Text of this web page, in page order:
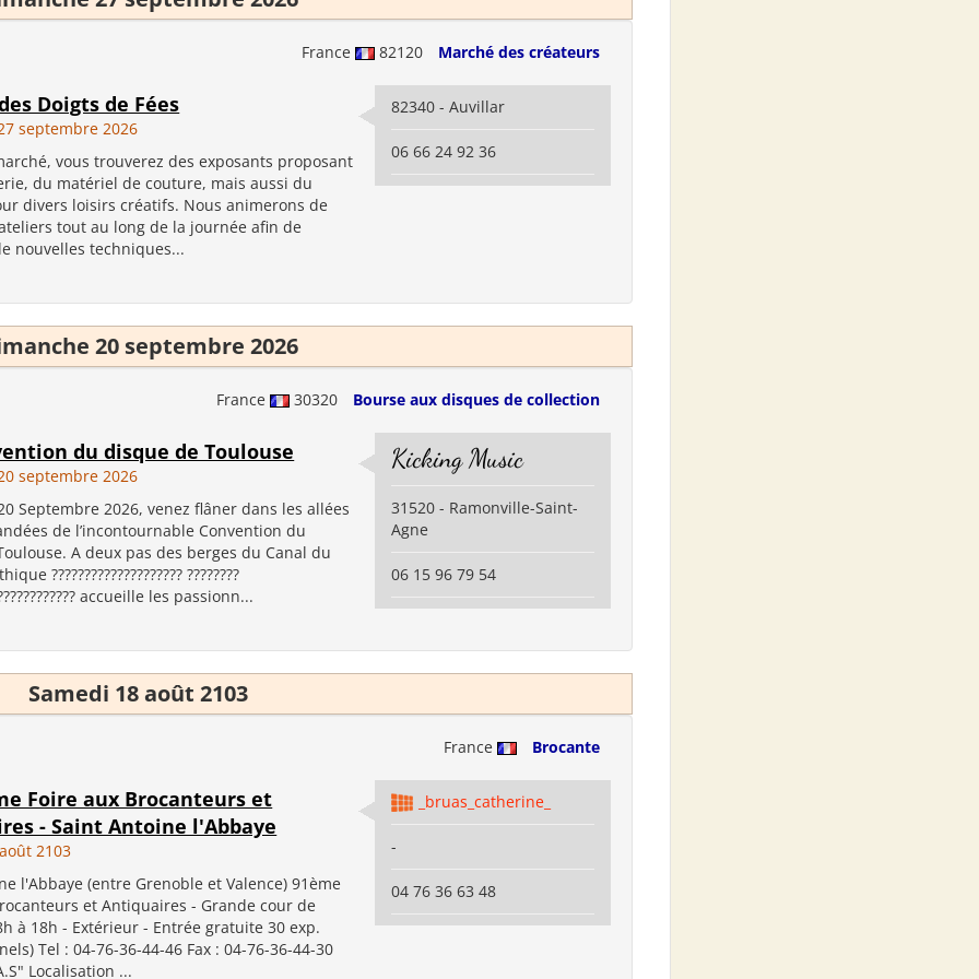
France 82120 Marché des créateurs
Doigts de Fées
septembre 2026
vous trouverez des exposants proposant
du matériel de couture, mais aussi du
divers loisirs créatifs. Nous animerons de
tout au long de la journée afin de
nouvelles techniques...
82340 - Auvillar
06 66 24 92 36
20 septembre 2026
France 30320 Bourse aux disques de collection
du disque de Toulouse
septembre 2026
Septembre 2026, venez flâner dans les allées
de l’incontournable Convention du
A deux pas des berges du Canal du
???????????????????? ????????
accueille les passionn...
Kicking Music
31520 - Ramonville-Saint-
Agne
06 15 96 79 54
Samedi 18 août 2103
France Brocante
Foire aux Brocanteurs et
- Saint Antoine l'Abbaye
2103
l'Abbaye (entre Grenoble et Valence) 91ème
et Antiquaires - Grande cour de
à 18h - Extérieur - Entrée gratuite 30 exp.
Tel : 04-76-36-44-46 Fax : 04-76-36-44-30
Localisation ...
_bruas_catherine_
-
04 76 36 63 48